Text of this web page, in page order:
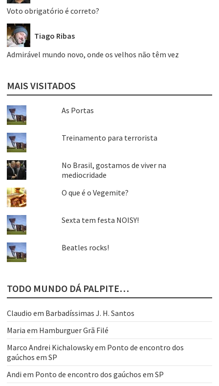
Voto obrigatório é correto?
Tiago Ribas
Admirável mundo novo, onde os velhos não têm vez
MAIS VISITADOS
As Portas
Treinamento para terrorista
No Brasil, gostamos de viver na
mediocridade
O que é o Vegemite?
Sexta tem festa NOISY!
Beatles rocks!
TODO MUNDO DÁ PALPITE…
Claudio em Barbadíssimas J. H. Santos
Maria em Hamburguer Grã Filé
Marco Andrei Kichalowskyem Ponto de encontro dos
gaúchos em SP
Andi em Ponto de encontro dos gaúchos em SP